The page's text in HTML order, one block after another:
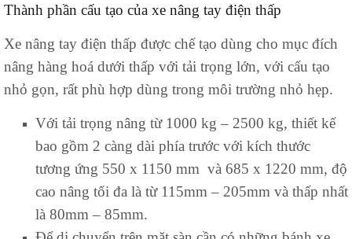
Thành phần cấu tạo của xe nâng tay điện thấp
Xe nâng tay điện thấp được chế tạo dùng cho mục đích
nâng hàng hoá dưới thấp với tải trọng lớn, với cấu tạo
nhỏ gọn, rất phù hợp dùng trong môi trường nhỏ hẹp.
Với tải trọng nâng từ 1000 kg – 2500 kg, thiết kế
bao gồm 2 càng dài phía trước với kích thước
tương ứng 550 x 1150 mm và 685 x 1220 mm, độ
cao nâng tối đa là từ 115mm – 205mm và thấp nhất
là 80mm – 85mm.